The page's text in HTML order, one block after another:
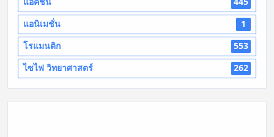
แอนิเมชั่น
1
โรแมนติก
553
ไซไฟ วิทยาศาสตร์
262